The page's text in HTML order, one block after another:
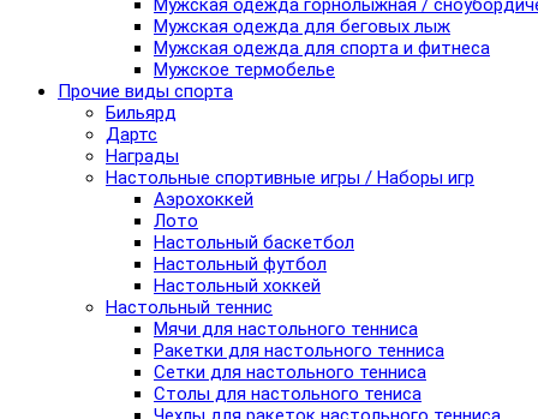
Мужская одежда горнолыжная /
Мужская одежда для беговых лыж
Мужская одежда для спорта и фитнеса
Мужское термобелье
Прочие виды спорта
Бильярд
Дартс
Награды
Настольные спортивные игры / Наборы игр
Аэрохоккей
Лото
Настольный баскетбол
Настольный футбол
Настольный хоккей
Настольный теннис
Мячи для настольного тенниса
Ракетки для настольного тенниса
Сетки для настольного тенниса
Столы для настольного тениса